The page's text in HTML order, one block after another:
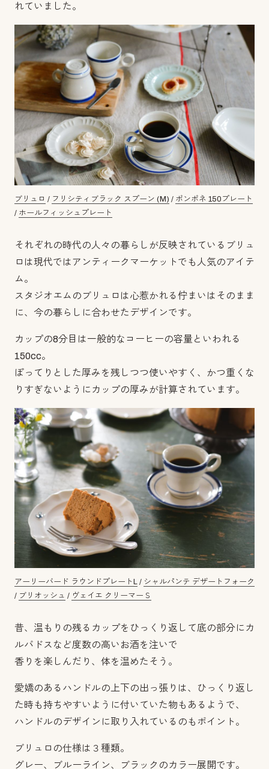
れていました。
ブリュロ / フリシティブラック スプーン (M) / ポンポネ 150プレート
/ ホールフィッシュプレート
それぞれの時代の人々の暮らしが反映されているブリュ
ロは現代ではアンティークマーケットでも人気のアイテ
ム。
スタジオエムのブリュロは心惹かれる佇まいはそのまま
に、今の暮らしに合わせたデザインです。
カップの8分目は一般的なコーヒーの容量といわれる
150cc。
ぽってりとした厚みを残しつつ使いやすく、かつ重くな
りすぎないようにカップの厚みが計算されています。
アーリーバード ラウンドプレートL / シャルパンテ デザートフォーク
/ ブリオッシュ / ヴェイエ クリーマーＳ
昔、温もりの残るカップをひっくり返して底の部分にカ
ルバドスなど度数の高いお酒を注いで
香りを楽しんだり、体を温めたそう。
愛嬌のあるハンドルの上下の出っ張りは、ひっくり返し
た時も持ちやすいように付いていた物もあるようで、
ハンドルのデザインに取り入れているのもポイント。
ブリュロの仕様は３種類。
グレー、ブルーライン、ブラックのカラー展開です。